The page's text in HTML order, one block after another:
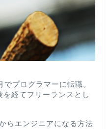
プログラマーに転職。
経てフリーランスとし
らエンジニアになる方法